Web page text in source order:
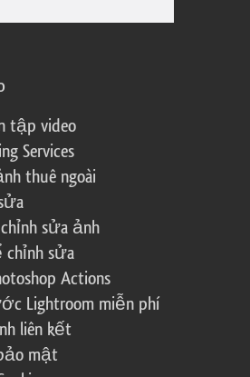
tập video
Services
thuê ngoài
sửa ảnh
sửa
Actions
Lightroom miễn phí
liên kết
mật